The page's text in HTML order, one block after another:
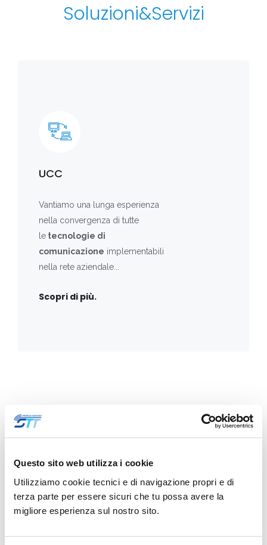
Questo sito web utilizza i cookie
Utilizziamo cookie tecnici e di navigazione propri e di
terza parte per essere sicuri che tu possa avere la
migliore esperienza sul nostro sito.
Soluzioni&Servizi
UCC
Vantiamo una lunga esperienza
nella convergenza di tutte
le tecnologie di
comunicazione implementabili
nella rete aziendale...
Scopri di più.